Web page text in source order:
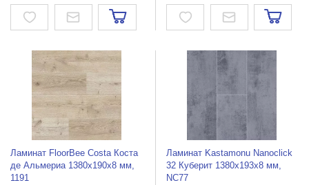
Ламинат FloorBee Costa Коста
де Альмериа 1380х190х8 мм,
1191
Ламинат Kastamonu Nanoclick
32 Куберит 1380х193х8 мм,
NC77